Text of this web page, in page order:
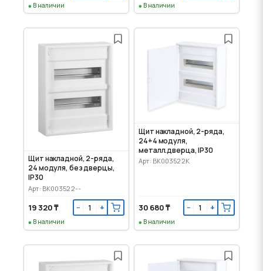
В наличии В наличии
Щит накладной, 2-ряда,
24 модуля, без дверцы,
IP30
Арт: BK003522--
19 320 ₸ − +
В наличии
Щит накладной, 2-ряда,
24+4 модуля,
металл.дверца, IP30
Арт: BK003522K
30 680 ₸ − +
В наличии